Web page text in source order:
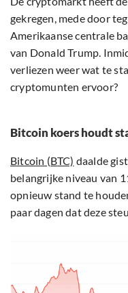
gekregen, mede door
Amerikaanse centrale
van Donald Trump.
verliezen weer wat te
cryptomunten ervoor?
Bitcoin koers houdt
Bitcoin (BTC) daalde
belangrijke niveau van
opnieuw stand te
paar dagen dat deze